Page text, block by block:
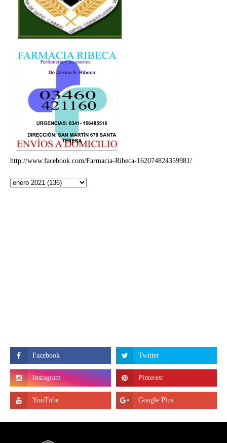
http://www.facebook.com/Farmacia-Ribeca-162074824359981/